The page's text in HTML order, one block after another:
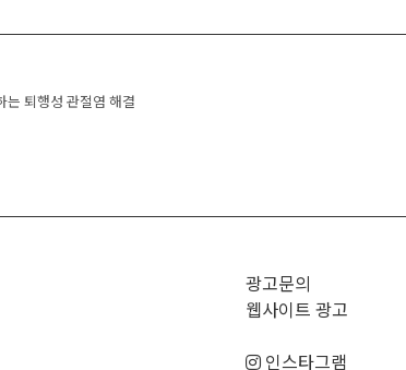
퇴행성 관절염 해결
광고문의
웹사이트 광고
인스타그램